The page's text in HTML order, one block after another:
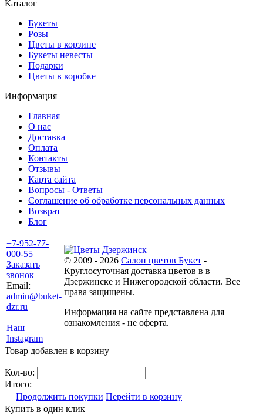
Каталог
Букеты
Розы
Цветы в корзине
Букеты невесты
Подарки
Цветы в коробке
Информация
Главная
О нас
Доставка
Оплата
Контакты
Отзывы
Карта сайта
Вопросы - Ответы
Соглашение об обработке персональных данных
Возврат
Блог
+7-952-77-
000-55
Заказать
звонок
Email:
admin@buket-
dzr.ru
Наш
Instagram
© 2009 - 2026 Салон цветов Букет -
Круглосуточная доставка цветов в в
Дзержинске и Нижегородской области. Все
права защищены.
Информация на сайте представлена для
ознакомления - не оферта.
Товар добавлен в корзину
Кол-во:
Итого:
Продолжить покупки Перейти в корзину
Купить в один клик